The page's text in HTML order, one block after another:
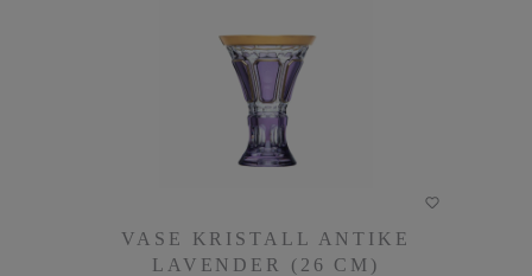
VASE KRISTALL ANTIKE
LAVENDER (26 CM)
LAVENDER (26 CM)